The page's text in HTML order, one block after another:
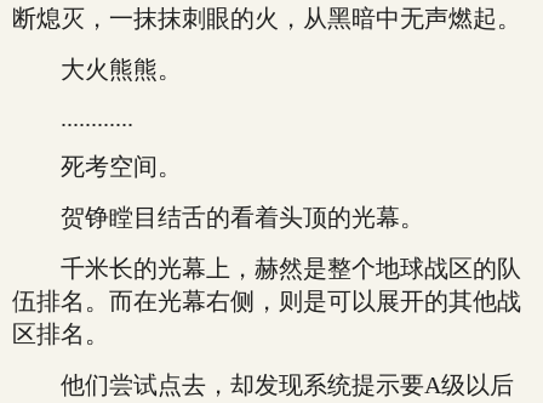
断熄灭，一抹抹刺眼的火，从黑暗中无声燃起。
大火熊熊。
............
死考空间。
贺铮瞠目结舌的看着头顶的光幕。
千米长的光幕上，赫然是整个地球战区的队
伍排名。而在光幕右侧，则是可以展开的其他战
区排名。
他们尝试点去，却发现系统提示要A级以后